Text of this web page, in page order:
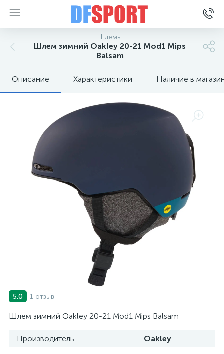
Шлемы
Шлем зимний Oakley 20-21 Mod1 Mips
Balsam
Описание Характеристики Наличие в
5.0 1 отзыв
Шлем зимний Oakley 20-21 Mod1 Mips Balsam
Производитель Oakley